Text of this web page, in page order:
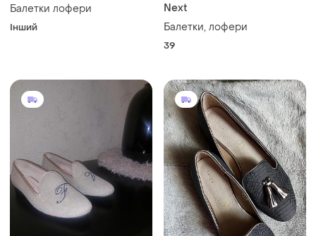
Балетки лофери
Інший
Next
Балетки, лофери
39